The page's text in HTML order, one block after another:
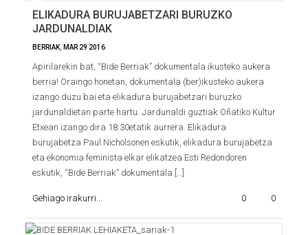
ELIKADURA BURUJABETZARI BURUZKO
JARDUNALDIAK
BERRIAK MAR 29 2016
Apirilarekin bat, “Bide Berriak” dokumentala ikusteko aukera
berria! Oraingo honetan, dokumentala (ber)ikusteko aukera
izango duzu bai eta elikadura burujabetzari buruzko
jardunaldietan parte hartu. Jardunaldi guztiak Oñatiko Kultur
Etxean izango dira 18:30etatik aurrera. Elikadura
burujabetza Paul Nicholsonen eskutik, elikadura burujabetza
eta ekonomia feminista elkar elikatzea Esti Redondoren
eskutik, “Bide Berriak” dokumentala […]
Gehiago irakurri... 0 0